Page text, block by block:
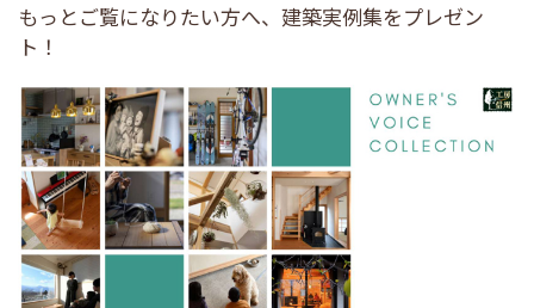
もっとご覧になりたい方へ、建築実例集をプレゼン
ト！